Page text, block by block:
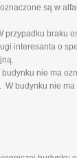
są w
braku
interesanta o
nie ma
budynku nie